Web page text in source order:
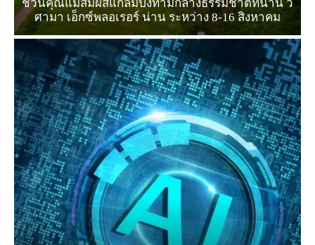
ชวนคุณแม่สัมผัสแกลมปิ้งท่ามกลางธรรมชาติที่น่าน วิ
ศามา เอ็กซ์พลอเรอร์ น่าน ระหว่าง 8-16 สิงหาคม